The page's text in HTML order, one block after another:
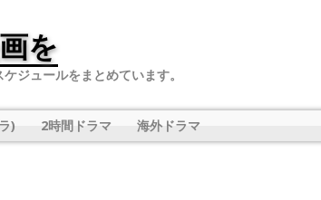
を
ジュールをまとめています。
) 2時間ドラマ 海外ドラマ